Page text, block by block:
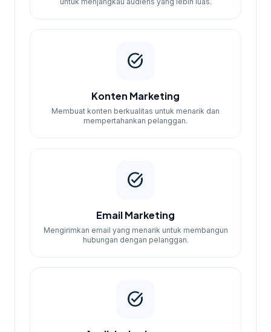
task_alt
Konten Marketing
Membuat konten berkualitas untuk menarik dan
mempertahankan pelanggan.
task_alt
Email Marketing
Mengirimkan email yang menarik untuk membangun
hubungan dengan pelanggan.
task_alt